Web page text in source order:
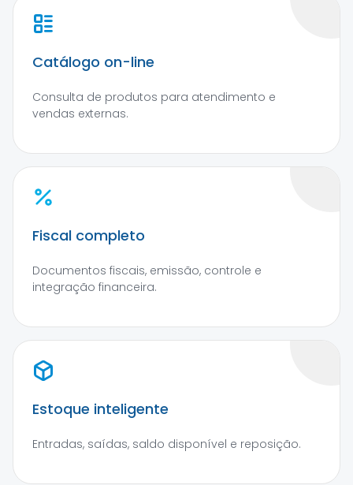
Catálogo on-line
Consulta de produtos para atendimento e
vendas externas.
Fiscal completo
Documentos fiscais, emissão, controle e
integração financeira.
Estoque inteligente
Entradas, saídas, saldo disponível e reposição.